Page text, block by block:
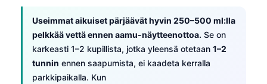
Useimmat aikuiset pärjäävät hyvin 250–500 ml:lla
pelkkää vettä ennen aamu-näytteenottoa. Se on
karkeasti 1–2 kupillista, jotka yleensä otetaan 1–2
tunnin ennen saapumista, ei kaadeta kerralla
parkkipaikalla. Kun
Hrvatski
Slovenčina
پښتو